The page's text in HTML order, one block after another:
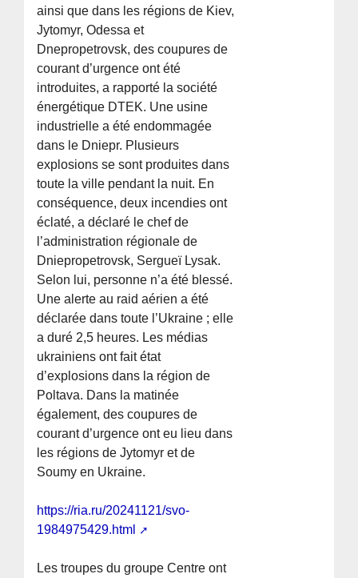
ainsi que dans les régions de Kiev,
Jytomyr, Odessa et
Dnepropetrovsk, des coupures de
courant d’urgence ont été
introduites, a rapporté la société
énergétique DTEK. Une usine
industrielle a été endommagée
dans le Dniepr. Plusieurs
explosions se sont produites dans
toute la ville pendant la nuit. En
conséquence, deux incendies ont
éclaté, a déclaré le chef de
l’administration régionale de
Dniepropetrovsk, Sergueï Lysak.
Selon lui, personne n’a été blessé.
Une alerte au raid aérien a été
déclarée dans toute l’Ukraine ; elle
a duré 2,5 heures. Les médias
ukrainiens ont fait état
d’explosions dans la région de
Poltava. Dans la matinée
également, des coupures de
courant d’urgence ont eu lieu dans
les régions de Jytomyr et de
Soumy en Ukraine.
https://ria.ru/20241121/svo-
1984975429.html
Les troupes du groupe Centre ont